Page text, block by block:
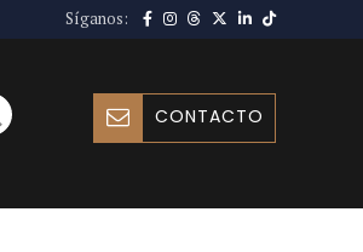
Síganos:
CONTACTO